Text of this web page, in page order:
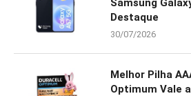
Samsung
Destaque
30/07/2026
Melhor Pilha
Optimum Vale